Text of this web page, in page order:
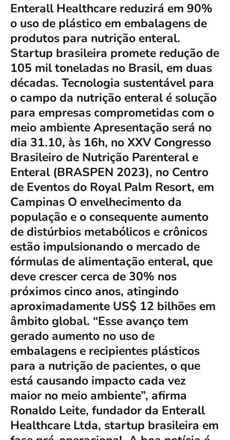
Enterall Healthcare reduzirá em 90%
o uso de plástico em embalagens de
produtos para nutrição enteral.
Startup brasileira promete redução de
105 mil toneladas no Brasil, em duas
décadas. Tecnologia sustentável para
o campo da nutrição enteral é solução
para empresas comprometidas com o
meio ambiente Apresentação será no
dia 31.10, às 16h, no XXV Congresso
Brasileiro de Nutrição Parenteral e
Enteral (BRASPEN 2023), no Centro
de Eventos do Royal Palm Resort, em
Campinas O envelhecimento da
população e o consequente aumento
de distúrbios metabólicos e crônicos
estão impulsionando o mercado de
fórmulas de alimentação enteral, que
deve crescer cerca de 30% nos
próximos cinco anos, atingindo
aproximadamente US$ 12 bilhões em
âmbito global. “Esse avanço tem
gerado aumento no uso de
embalagens e recipientes plásticos
para a nutrição de pacientes, o que
está causando impacto cada vez
maior no meio ambiente”, afirma
Ronaldo Leite, fundador da Enterall
Healthcare Ltda, startup brasileira em